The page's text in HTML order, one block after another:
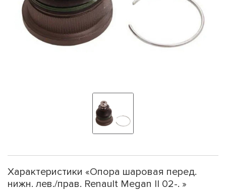
Характеристики «Опора шаровая перед.
нижн. лев./прав. Renault Megan II 02-. »